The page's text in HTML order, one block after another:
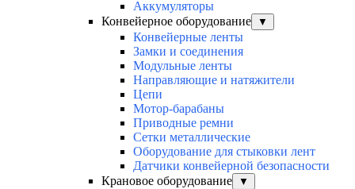
Аккумуляторы
Конвейерное оборудование
▼
Конвейерные ленты
Замки и соединения
Модульные ленты
Направляющие и натяжители
Цепи
Мотор-барабаны
Приводные ремни
Сетки металлические
Оборудование для стыковки лент
Датчики конвейерной безопасности
Крановое оборудование
▼